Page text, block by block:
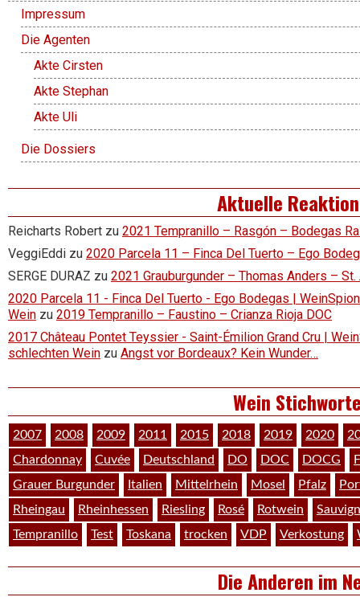
Impressum
Die Agenten
Akte Cirsten
Akte Stephan
Akte Uli
Die Dossiers
Aktuelle
Reicharts Robert zu 2021 Tempranillo – Rasgón – Bodegas
VeggiEddi zu 2020 Parcela 11 – Finca Del Tuerto – Ego
SERGE DURAZ zu 2021 Grauburgunder – Thomas Anders – St.
2020 Parcela 11 - Finca Del Tuerto - Ego Bodegas |
Wein zu 2019 Tempranillo – Faustino – Crianza Rioja DOC
2017 Château Pontet Teyssier - Saint-Émilion Grand Cru |
schlechten Wein zu Angst vor Bordeaux? Kein Wunder…
Wein
2007 2008 2009 2011 2015 2018 2019 2020
Chardonnay
Cuvée Deutschland DO DOC DOCG
Grauer Burgunder
Italien Mittelrhein Mosel Pfalz
Rheingau
Rheinhessen Riesling Rosé Rotwein
Tempranillo
Test Toskana trocken VDP Verkostung
Die Anderen im